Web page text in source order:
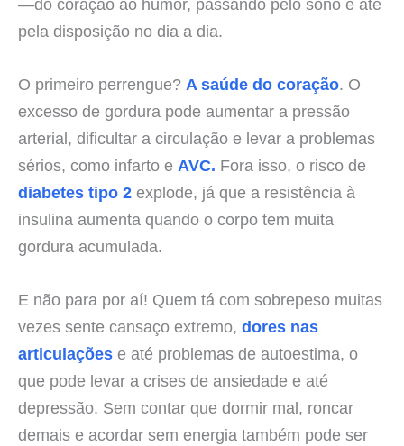
—do coração ao humor, passando pelo sono e até
pela disposição no dia a dia.
O primeiro perrengue? A saúde do coração. O
excesso de gordura pode aumentar a pressão
arterial, dificultar a circulação e levar a problemas
sérios, como infarto e AVC. Fora isso, o risco de
diabetes tipo 2 explode, já que a resistência à
insulina aumenta quando o corpo tem muita
gordura acumulada.
E não para por aí! Quem tá com sobrepeso muitas
vezes sente cansaço extremo, dores nas
articulações e até problemas de autoestima, o
que pode levar a crises de ansiedade e até
depressão. Sem contar que dormir mal, roncar
demais e acordar sem energia também pode ser